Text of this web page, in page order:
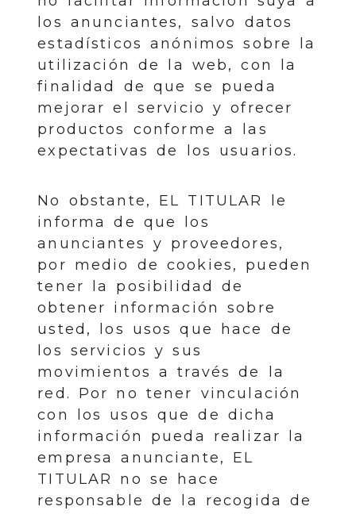
los anunciantes, salvo datos
estadísticos anónimos sobre la
utilización de la web, con la
finalidad de que se pueda
mejorar el servicio y ofrecer
productos conforme a las
expectativas de los usuarios.
No obstante, EL TITULAR le
informa de que los
anunciantes y proveedores,
por medio de cookies, pueden
tener la posibilidad de
obtener información sobre
usted, los usos que hace de
los servicios y sus
movimientos a través de la
red. Por no tener vinculación
con los usos que de dicha
información pueda realizar la
empresa anunciante, EL
TITULAR no se hace
responsable de la recogida de